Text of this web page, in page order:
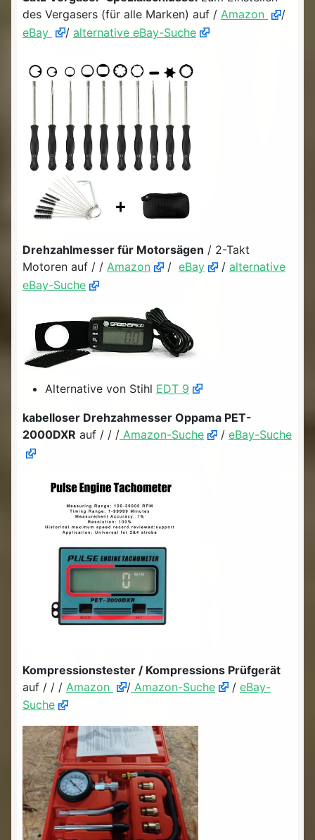
des Vergasers (für alle Marken) auf / Amazon
/
eBay
/ alternative eBay-Suche
Drehzahlmesser für Motorsägen / 2-Takt
Motoren auf / / Amazon / eBay / alternative
eBay-Suche
Alternative von Stihl EDT 9
kabelloser Drehzahmesser Oppama PET-
2000DXR auf / / / Amazon-Suche / eBay-Suche
Kompressionstester / Kompressions Prüfgerät
auf / / / Amazon / Amazon-Suche / eBay-
Suche